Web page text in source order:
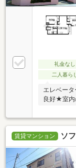
礼金なし
二人暮ら
エレベー
良好★室内
賃貸マンション ソ